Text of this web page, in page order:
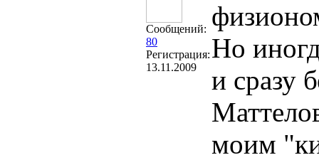
Сообщений:
80
Регистрация:
13.11.2009
Но
и сразу
моим